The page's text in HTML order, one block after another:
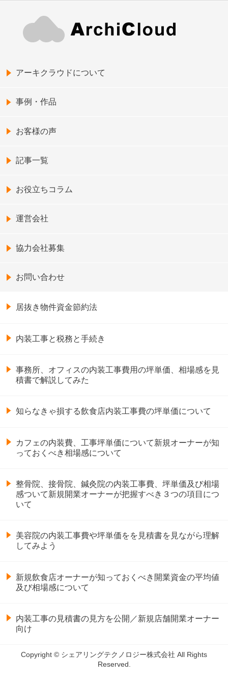
アーキクラウドについて
事例・作品
お客様の声
記事一覧
お役立ちコラム
運営会社
協力会社募集
お問い合わせ
居抜き物件資金節約法
内装工事と税務と手続き
事務所、オフィスの内装工事費用の坪単価、相場感を見
積書で解説してみた
知らなきゃ損する飲食店内装工事費の坪単価について
カフェの内装費、工事坪単価について新規オーナーが知
っておくべき相場感について
整骨院、接骨院、鍼灸院の内装工事費、坪単価及び相場
感ついて新規開業オーナーが把握すべき３つの項目につ
いて
美容院の内装工事費や坪単価をを見積書を見ながら理解
してみよう
新規飲食店オーナーが知っておくべき開業資金の平均値
及び相場感について
内装工事の見積書の見方を公開／新規店舗開業オーナー
向け
Copyright © シェアリングテクノロジー株式会社 All Rights
Reserved.